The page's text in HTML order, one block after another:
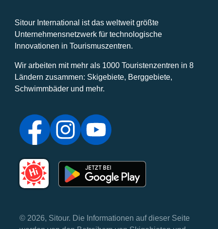
Sitour International ist das weltweit größte
Unternehmensnetzwerk für technologische
Innovationen in Tourismuszentren.
Wir arbeiten mit mehr als 1000 Touristenzentren in 8
Ländern zusammen: Skigebiete, Berggebiete,
Schwimmbäder und mehr.
© 2026, Sitour. Die Informationen auf dieser Seite